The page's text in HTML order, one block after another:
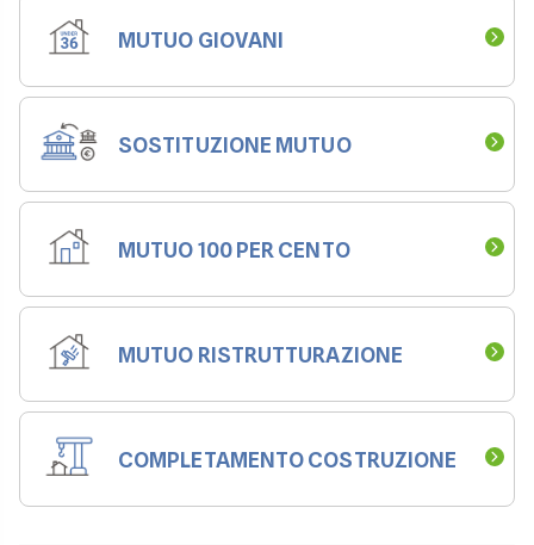
MUTUO GIOVANI
SOSTITUZIONE MUTUO
MUTUO 100 PER CENTO
MUTUO RISTRUTTURAZIONE
COMPLETAMENTO COSTRUZIONE